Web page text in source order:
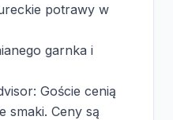
potrawy w
garnka i
Goście cenią
smaki. Ceny są